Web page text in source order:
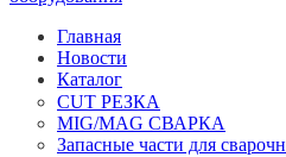
Главная
Новости
Каталог
CUT РЕЗКА
MIG/MAG СВАРКА
Запасные части для